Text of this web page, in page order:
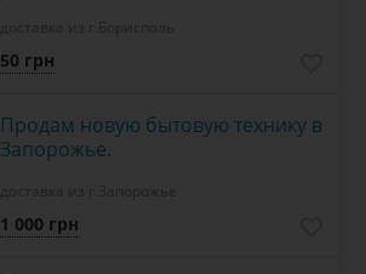
50 грн
Продам новую бытовую технику в
Запорожье.
1 000 грн